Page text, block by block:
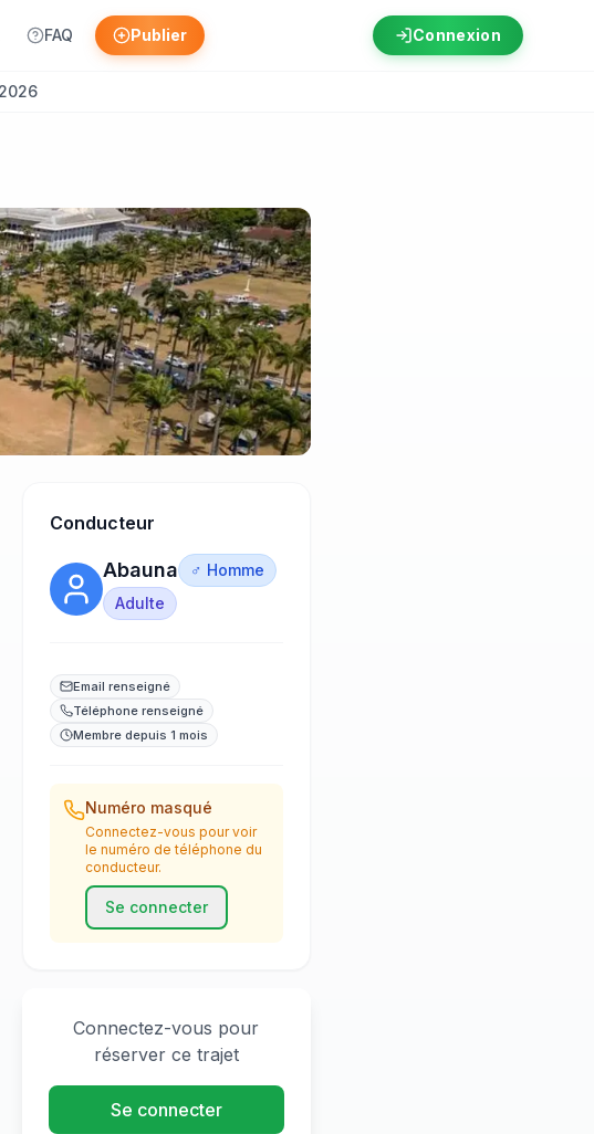
FAQ Publier Connexion
Conducteur
Abauna
♂ Homme
Adulte
Email renseigné
Téléphone renseigné
Membre depuis 1 mois
Numéro masqué
Connectez-vous pour voir
le numéro de téléphone du
conducteur.
Se connecter
Connectez-vous pour
réserver ce trajet
Se connecter